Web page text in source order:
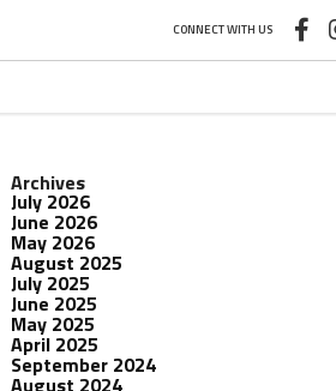
CONNECT WITH US
Archives
July 2026
June 2026
May 2026
August 2025
July 2025
June 2025
May 2025
April 2025
September 2024
August 2024